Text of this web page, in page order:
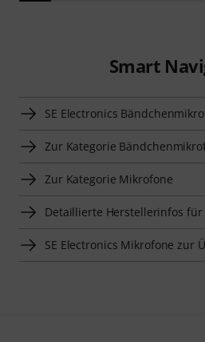
Smart
SE Electronics
Zur Kategorie
Zur Kategorie Mikrofone
Detaillierte Herstellerinfos für
SE Electronics Mikrofone zur